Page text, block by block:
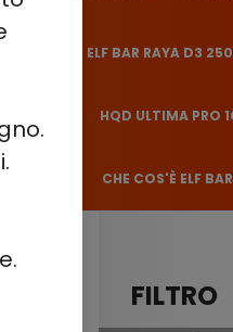
ELF BAR RAYA D3
HQD ULTIMA PRO
CHE COS'È ELF
FILTRO